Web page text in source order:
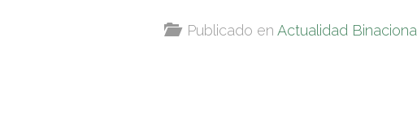
Publicado en Actualidad Binacional